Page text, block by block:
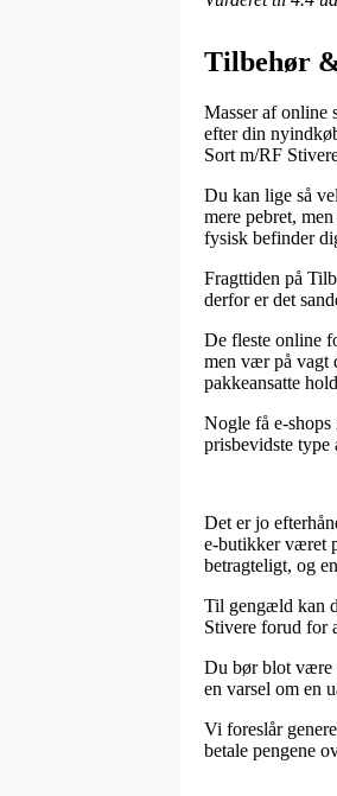
Tilbehør
Masser af online
efter din
Sort m/RF
Du kan lige så
mere pebret,
fysisk befinder
Fragttiden på
derfor er det
De fleste online
men vær på vagt
pakkeansatte
Nogle få e-
prisbevidste
Det er jo
e-butikker været
betragteligt, og
Til gengæld kan
Stivere forud for
Du bør blot være
en varsel om en
Vi foreslår
betale pengene